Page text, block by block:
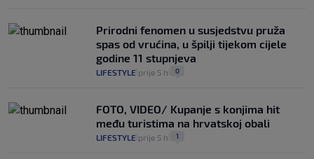
Prirodni fenomen u susjedstvu pruža
spas od vrućina, u špilji tijekom cijele
godine 11 stupnjeva
LIFESTYLE prije 5 h 0
FOTO, VIDEO/ Kupanje s konjima hit
među turistima na hrvatskoj obali
LIFESTYLE prije 5 h 1